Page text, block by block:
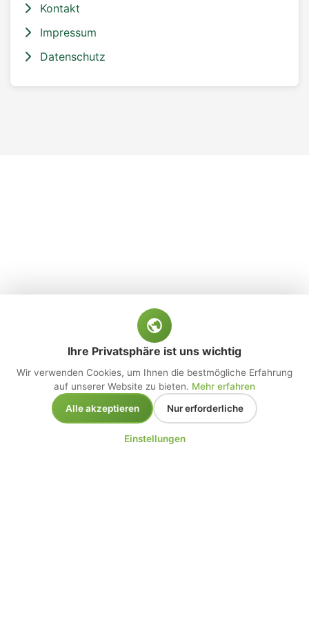
Kontakt
Impressum
Datenschutz
Ihre Privatsphäre ist uns wichtig
Wir verwenden Cookies, um Ihnen die bestmögliche Erfahrung
auf unserer Website zu bieten. Mehr erfahren
Alle akzeptieren
Nur erforderliche
Einstellungen